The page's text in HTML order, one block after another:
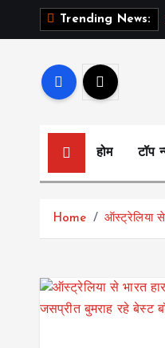
Trending News:
होम टॉप
Home ऑस्ट्रेलिया से